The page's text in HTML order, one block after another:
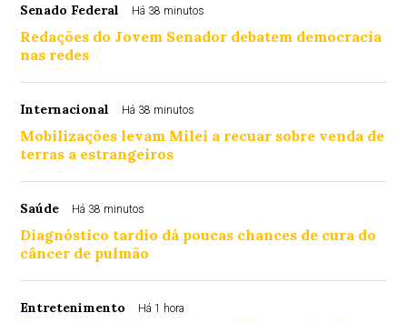
Senado Federal Há 38 minutos
Redações do Jovem Senador debatem democracia
nas redes
Internacional Há 38 minutos
Mobilizações levam Milei a recuar sobre venda de
terras a estrangeiros
Saúde Há 38 minutos
Diagnóstico tardio dá poucas chances de cura do
câncer de pulmão
Entretenimento Há 1 hora